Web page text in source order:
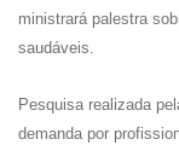
ministrará palestra
saudáveis.
Pesquisa realizada
demanda por